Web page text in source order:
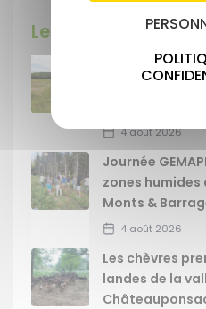
Les dernières actu !
Signature des
superficie de
4 août 2026
Journée
zones humides
Monts &
4 août 2026
Les chèvres
landes de la